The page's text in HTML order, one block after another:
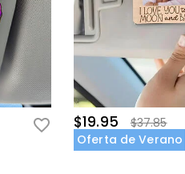
$19.95
$37.85
Oferta de Verano